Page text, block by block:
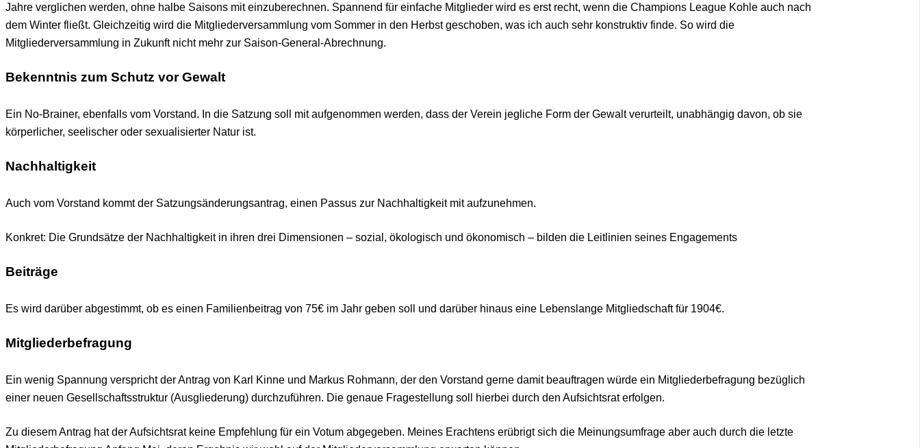
Jahre verglichen werden, ohne halbe Saisons mit einzuberechnen. Spannend für einfache Mitglieder wird es erst recht, wenn die Champions League Kohle auch nach
dem Winter fließt. Gleichzeitig wird die Mitgliederversammlung vom Sommer in den Herbst geschoben, was ich auch sehr konstruktiv finde. So wird die
Mitgliederversammlung in Zukunft nicht mehr zur Saison-General-Abrechnung.
Bekenntnis zum Schutz vor Gewalt
Ein No-Brainer, ebenfalls vom Vorstand. In die Satzung soll mit aufgenommen werden, dass der Verein jegliche Form der Gewalt verurteilt, unabhängig davon, ob sie
körperlicher, seelischer oder sexualisierter Natur ist.
Nachhaltigkeit
Auch vom Vorstand kommt der Satzungsänderungsantrag, einen Passus zur Nachhaltigkeit mit aufzunehmen.
Konkret: Die Grundsätze der Nachhaltigkeit in ihren drei Dimensionen – sozial, ökologisch und ökonomisch – bilden die Leitlinien seines Engagements
Beiträge
Es wird darüber abgestimmt, ob es einen Familienbeitrag von 75€ im Jahr geben soll und darüber hinaus eine Lebenslange Mitgliedschaft für 1904€.
Mitgliederbefragung
Ein wenig Spannung verspricht der Antrag von Karl Kinne und Markus Rohmann, der den Vorstand gerne damit beauftragen würde ein Mitgliederbefragung bezüglich
einer neuen Gesellschaftsstruktur (Ausgliederung) durchzuführen. Die genaue Fragestellung soll hierbei durch den Aufsichtsrat erfolgen.
Zu diesem Antrag hat der Aufsichtsrat keine Empfehlung für ein Votum abgegeben. Meines Erachtens erübrigt sich die Meinungsumfrage aber auch durch die letzte